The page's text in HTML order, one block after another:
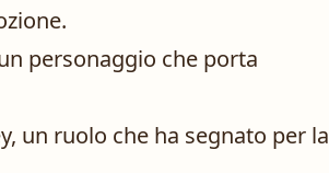
personaggio che porta
un ruolo che ha segnato per la